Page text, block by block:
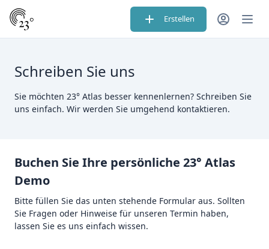
Erstellen
Schreiben Sie uns
Sie möchten 23° Atlas besser kennenlernen? Schreiben Sie
uns einfach. Wir werden Sie umgehend kontaktieren.
Buchen Sie Ihre persönliche 23° Atlas
Demo
Bitte füllen Sie das unten stehende Formular aus. Sollten
Sie Fragen oder Hinweise für unseren Termin haben,
lassen Sie es uns einfach wissen.